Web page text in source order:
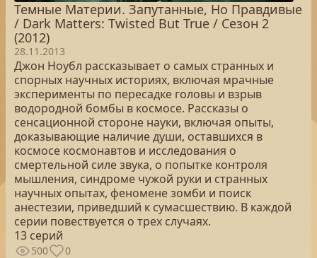
Темные Материи. Запутанные, Но Правдивые
/ Dark Matters: Twisted But True / Сезон 2
(2012)
28.11.2013
Джон Ноубл рассказывает о самых странных и
спорных научных историях, включая мрачные
эксперименты по пересадке головы и взрыв
водородной бомбы в космосе. Рассказы о
сенсационной стороне науки, включая опыты,
доказывающие наличие души, оставшихся в
космосе космонавтов и исследования о
смертельной силе звука, о попытке контроля
мышления, синдроме чужой руки и странных
научных опытах, феномене зомби и поиск
анестезии, приведший к сумасшествию. В каждой
серии повествуется о трех случаях.
13 серий
500 0